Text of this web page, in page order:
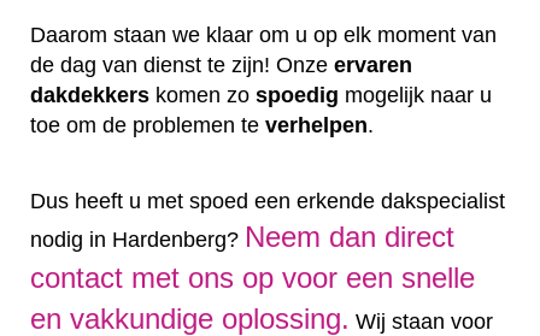
Daarom staan we klaar om u op elk moment van
de dag van dienst te zijn! Onze ervaren
dakdekkers komen zo spoedig mogelijk naar u
toe om de problemen te verhelpen.
Dus heeft u met spoed een erkende dakspecialist
nodig in Hardenberg? Neem dan direct
contact met ons op voor een snelle
en vakkundige oplossing. Wij staan voor